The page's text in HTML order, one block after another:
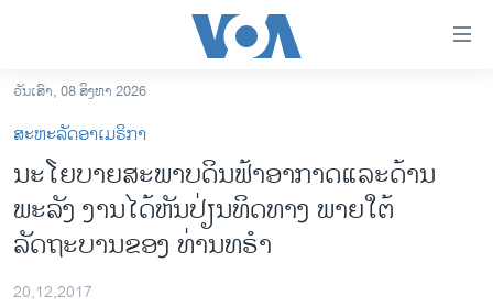
ເຂົ້າ
ຫາ
ຂ້າມ
ຂ້າມ
ໄປ
ຫາ
ຊອກ
ລາວ
ອາເມຣິກາ
ການເລືອກຕັ້ງ ປະທານາທີບໍດີ ສະຫະລັດ 2024
ວັນເສົາ, 08 ສິງຫາ 2026
ສະຫະລັດອາເມຣິກາ
ນະໂຍບາຍສະພາບດິນຟ້າອາກາດແລະດ້ານ
ພະລັງ ງານໄດ້ຫັນປ່ຽນທິດທາງ ພາຍໃຕ້
ລັດຖະບານຂອງ ທ່ານທຣຳ
20,12,2017